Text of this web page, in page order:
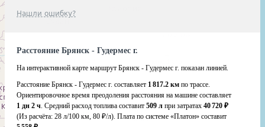
Нашли ошибку?
Расстояние Брянск - Гудермес г.
На интерактивной карте маршрут Брянск - Гудермес г. показан линией.
Расстояние Брянск - Гудермес г. составляет 1 817.2 км по трассе.
Ориентировочное время преодоления расстояния на машине составляет
1 дн 2 ч. Средний расход топлива составит 509 л при затратах 40 720 ₽
(Из расчёта: 28 л/100 км, 80 ₽/л). Плата по системе «Платон» составит